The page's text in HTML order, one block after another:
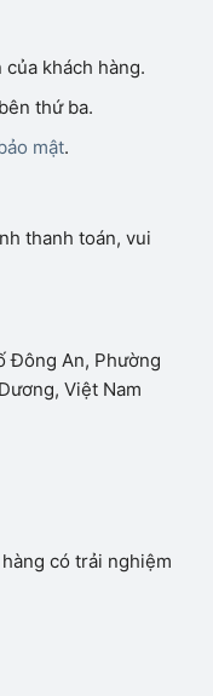
khách hàng.
thứ ba.
mật.
thanh toán, vui
Đông An, Phường
Việt Nam
có trải nghiệm